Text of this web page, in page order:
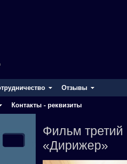
Отзывы
Контакты - реквизиты
Фильм третий
«Дирижер»